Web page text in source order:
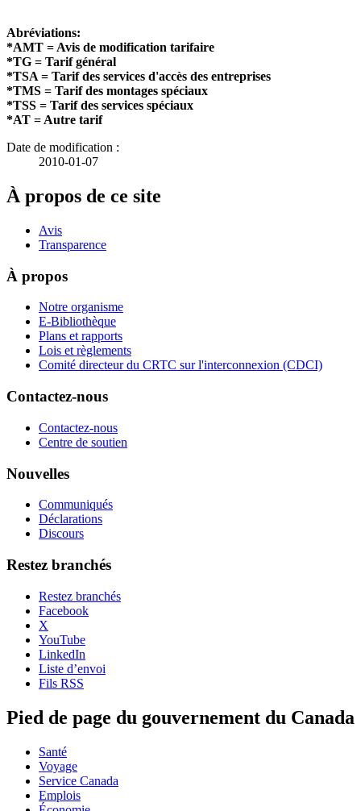
Abréviations:
*AMT = Avis de modification tarifaire
*TG = Tarif général
*TSA = Tarif des services d'accès des entreprises
*TMS = Tarif des montages spéciaux
*TSS = Tarif des services spéciaux
*AT = Autre tarif
Date de modification :
2010-01-07
À propos de ce site
Avis
Transparence
À propos
Notre organisme
E-Bibliothèque
Plans et rapports
Lois et règlements
Comité directeur du CRTC sur l'interconnexion (CDCI)
Contactez-nous
Contactez-nous
Centre de soutien
Nouvelles
Communiqués
Déclarations
Discours
Restez branchés
Restez branchés
Facebook
X
YouTube
LinkedIn
Liste d’envoi
Fils RSS
Pied de page du gouvernement du Canada
Santé
Voyage
Service Canada
Emplois